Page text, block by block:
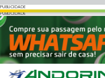
PUBLICIDADE
PUBLICIDADE